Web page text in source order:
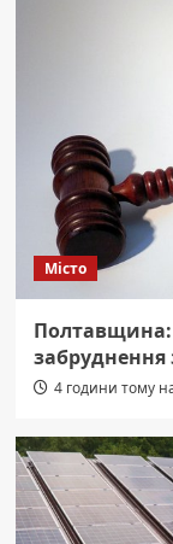
Місто
забруднення
4 години тому